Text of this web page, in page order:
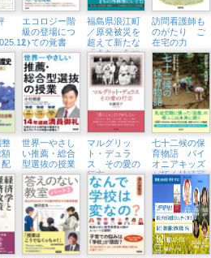
）
エコロジー階
級の登場につ
いての覚書
福島県浪江町
／原発被災を
超えて新たな
「まち」をつ
くる
訪問看護師も
のがたり ご
在宅の力
整
配
世界一やさし
い推薦・総合
型選抜の授業
マルグリッ
ト・デュラ
ス その愛の
行方
七十二候の保
育物語 パイ
オニアキッズ
が拓く持続可
能な未来